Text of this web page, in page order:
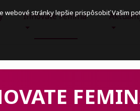
stránky lepšie prispôsobiť Vašim
Innovate Femina